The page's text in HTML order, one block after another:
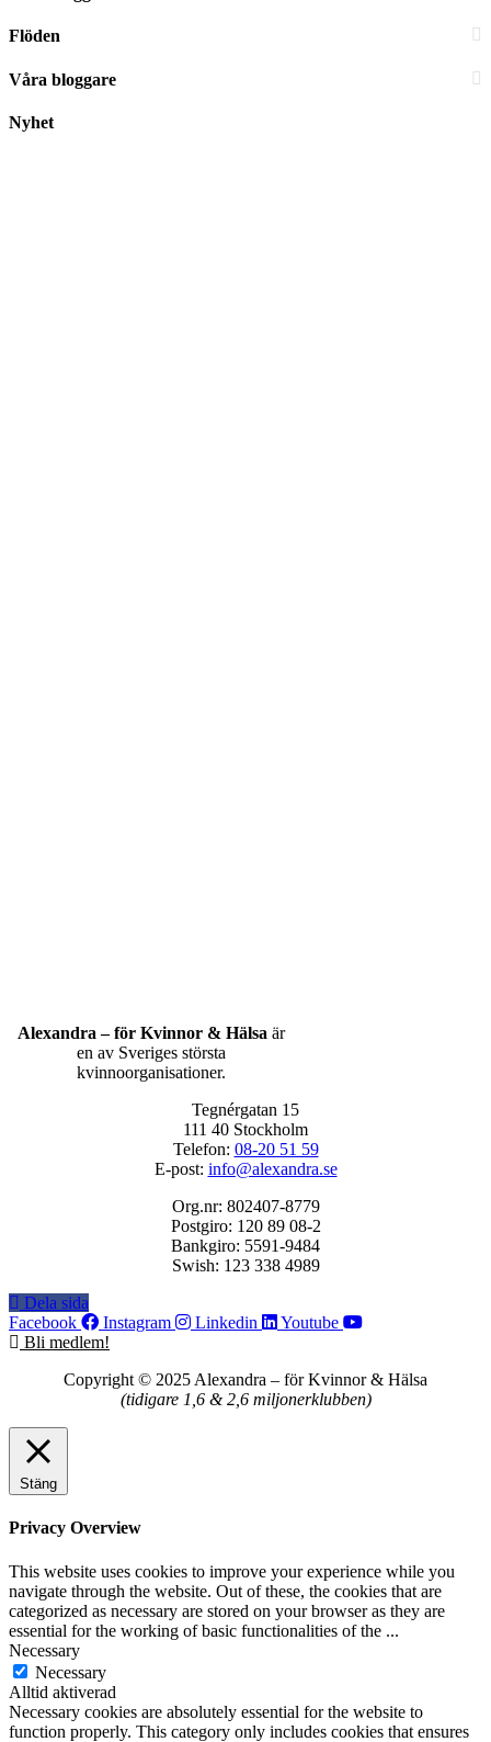
Flöden
Våra bloggare
Nyhet
Alexandra – för Kvinnor & Hälsa är
en av Sveriges största
kvinnoorganisationer.
Tegnérgatan 15
111 40 Stockholm
Telefon: 08-20 51 59
E-post: info@alexandra.se
Org.nr: 802407-8779
Postgiro: 120 89 08-2
Bankgiro: 5591-9484
Swish: 123 338 4989
Dela sida
Facebook
Instagram Linkedin
Youtube
Bli medlem!
Copyright © 2025 Alexandra – för Kvinnor & Hälsa
(tidigare 1,6 & 2,6 miljonerklubben)
Stäng
Privacy Overview
This website uses cookies to improve your experience while you
navigate through the website. Out of these, the cookies that are
categorized as necessary are stored on your browser as they are
essential for the working of basic functionalities of the ...
Necessary
Necessary
Alltid aktiverad
Necessary cookies are absolutely essential for the website to
function properly. This category only includes cookies that ensures